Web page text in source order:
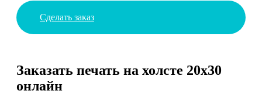
Сделать заказ
Заказать печать на холсте 20х30
онлайн